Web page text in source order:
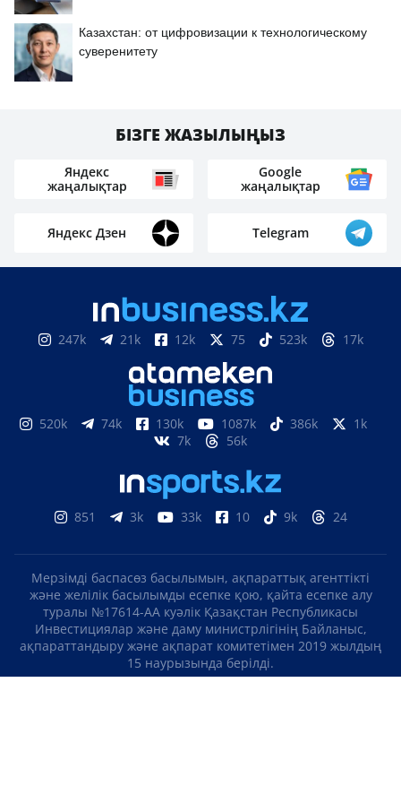
Казахстан: от цифровизации к технологическому
суверенитету
БІЗГЕ ЖАЗЫЛЫҢЫЗ
Яндекс
жаңалықтар
Google
жаңалықтар
Яндекс Дзен Telegram
247k 21k 12k 75 523k 17k
520k 74k 130k 1087k 386k
1k
7k
56k
851 3k 33k 10 9k 24
Мерзімді баспасөз басылымын, ақпараттық агенттікті
және желілік басылымды есепке қою, қайта есепке алу
туралы №17614-АА куәлік Қазақстан Республикасы
Инвестициялар және даму министрлігінің Байланыс,
ақпараттандыру және ақпарат комитетімен 2019 жылдың
15 наурызында берілді.